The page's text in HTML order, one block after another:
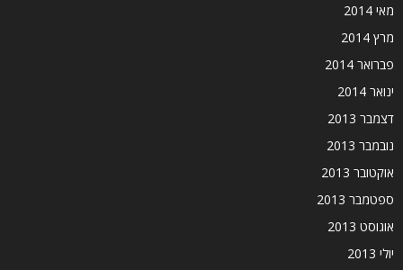
מאי 2014
מרץ 2014
פברואר 2014
ינואר 2014
דצמבר 2013
נובמבר 2013
אוקטובר 2013
ספטמבר 2013
אוגוסט 2013
יולי 2013